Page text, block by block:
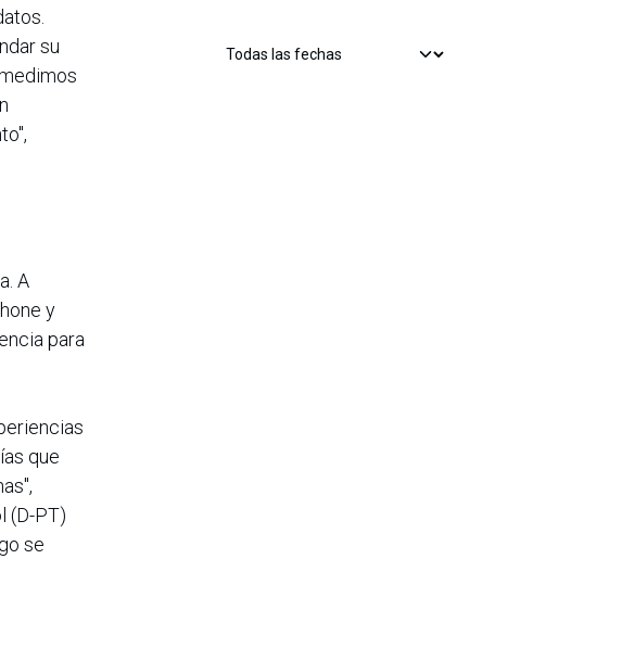
su
A
y
para
que
(D-PT)
se